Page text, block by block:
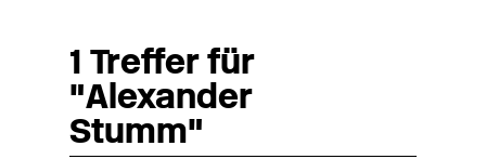
1 Treffer für
"Alexander
Stumm"